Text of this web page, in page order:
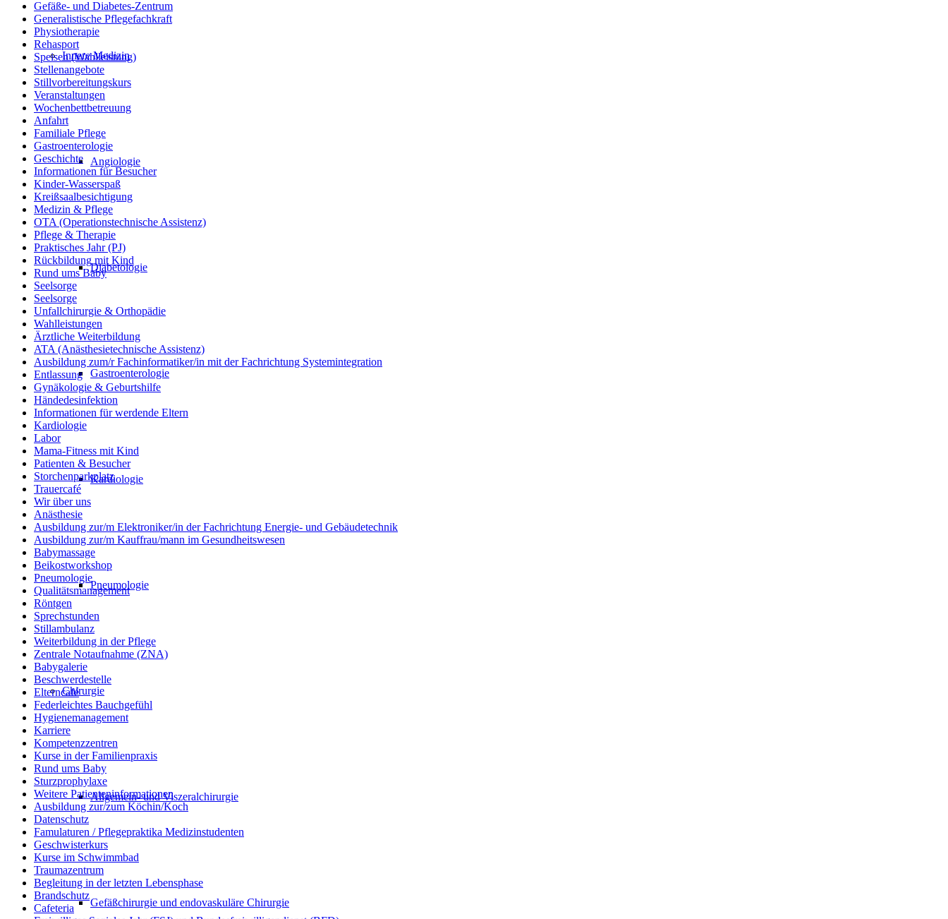
Innere Medizin
Angiologie
Diabetologie
Gastroenterologie
Kardiologie
Pneumologie
Chirurgie
Allgemein- und Viszeralchirurgie
Gefäßchirurgie und endovaskuläre Chirurgie
Gefäße- und Diabetes-Zentrum
Generalistische Pflegefachkraft
Physiotherapie
Rehasport
Speisen (Wahlleistung)
Stellenangebote
Stillvorbereitungskurs
Veranstaltungen
Wochenbettbetreuung
Anfahrt
Familiale Pflege
Gastroenterologie
Geschichte
Informationen für Besucher
Kinder-Wasserspaß
Kreißsaalbesichtigung
Medizin & Pflege
OTA (Operationstechnische Assistenz)
Pflege & Therapie
Praktisches Jahr (PJ)
Rückbildung mit Kind
Rund ums Baby
Seelsorge
Seelsorge
Unfallchirurgie & Orthopädie
Wahlleistungen
Ärztliche Weiterbildung
ATA (Anästhesietechnische Assistenz)
Ausbildung zum/r Fachinformatiker/in mit der Fachrichtung Systemintegration
Entlassung
Gynäkologie & Geburtshilfe
Händedesinfektion
Informationen für werdende Eltern
Kardiologie
Labor
Mama-Fitness mit Kind
Patienten & Besucher
Storchenparkplatz
Trauercafé
Wir über uns
Anästhesie
Ausbildung zur/m Elektroniker/in der Fachrichtung Energie- und Gebäudetechnik
Ausbildung zur/m Kauffrau/mann im Gesundheitswesen
Babymassage
Beikostworkshop
Pneumologie
Qualitätsmanagement
Röntgen
Sprechstunden
Stillambulanz
Weiterbildung in der Pflege
Zentrale Notaufnahme (ZNA)
Babygalerie
Beschwerdestelle
Elterncafé
Federleichtes Bauchgefühl
Hygienemanagement
Karriere
Kompetenzzentren
Kurse in der Familienpraxis
Rund ums Baby
Sturzprophylaxe
Weitere Patienteninformationen
Ausbildung zur/zum Köchin/Koch
Datenschutz
Famulaturen / Pflegepraktika Medizinstudenten
Geschwisterkurs
Kurse im Schwimmbad
Traumazentrum
Begleitung in der letzten Lebensphase
Brandschutz
Cafeteria